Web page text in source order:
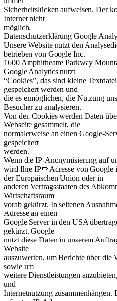
Sicherheitslücken aufweisen. Der
Internet nicht
möglich.
Datenschutzerklärung Google
Unsere Website nutzt den
betrieben von Google Inc.
1600 Amphitheatre Parkway
Google Analytics nutzt
“Cookies”, das sind kleine
gespeichert werden und
die es ermöglichen, die Nutzung
Besucher zu analysieren.
Von den Cookies werden Daten
Webseite gesammelt, die
normalerweise an einen Google-
gespeichert
werden.
Wenn die IP-Anonymisierung auf
wird Ihre IPAdresse von Google
der Europäischen Union oder in
anderen Vertragsstaaten des
Wirtschaftsraum
vorab gekürzt. In seltenen
Adresse an einen
Google Server in den USA
gekürzt. Google
nutzt diese Daten in unserem
Website
auszuwerten, um Berichte über die
sowie um
weitere Dienstleistungen
und
Internetnutzung